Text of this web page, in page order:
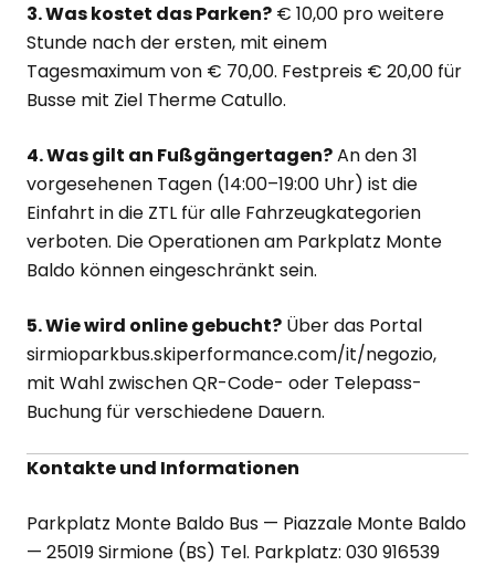
3. Was kostet das Parken? € 10,00 pro weitere
Stunde nach der ersten, mit einem
Tagesmaximum von € 70,00. Festpreis € 20,00 für
Busse mit Ziel Therme Catullo.
4. Was gilt an Fußgängertagen?An den 31
vorgesehenen Tagen (14:00–19:00 Uhr) ist die
Einfahrt in die ZTL für alle Fahrzeugkategorien
verboten. Die Operationen am Parkplatz Monte
Baldo können eingeschränkt sein.
5. Wie wird online gebucht? Über das Portal
sirmioparkbus.skiperformance.com/it/negozio,
mit Wahl zwischen QR-Code- oder Telepass-
Buchung für verschiedene Dauern.
Kontakte und Informationen
Parkplatz Monte Baldo Bus — Piazzale Monte Baldo
— 25019 Sirmione (BS) Tel. Parkplatz: 030 916539